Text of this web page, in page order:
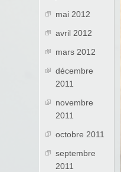
mai 2012
avril 2012
mars 2012
décembre
2011
novembre
2011
octobre 2011
septembre
2011